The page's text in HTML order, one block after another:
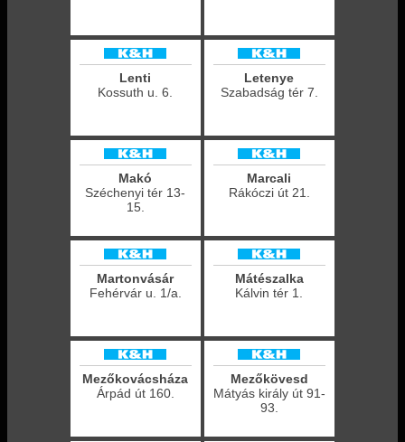
Lenti
Kossuth u. 6.
Letenye
Szabadság tér 7.
Makó
Széchenyi tér 13-
15.
Marcali
Rákóczi út 21.
Martonvásár
Fehérvár u. 1/a.
Mátészalka
Kálvin tér 1.
Mezőkovácsháza
Árpád út 160.
Mezőkövesd
Mátyás király út 91-
93.